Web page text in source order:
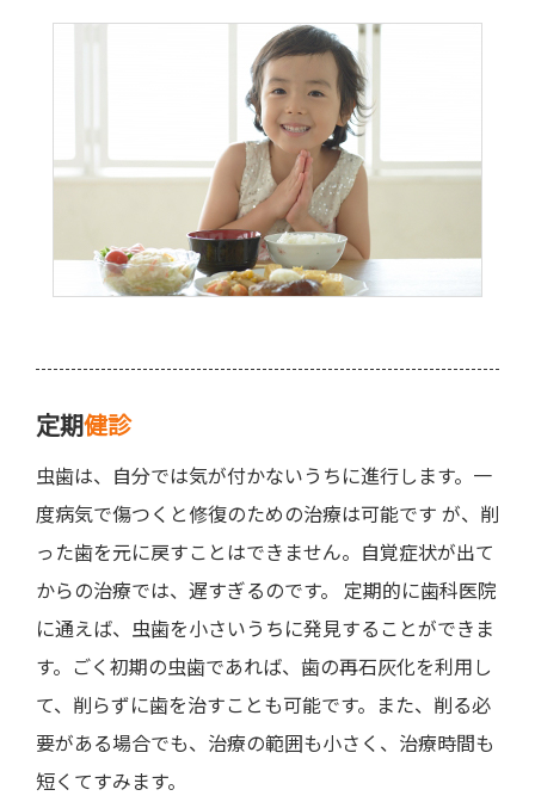
定期健診
虫歯は、自分では気が付かないうちに進行します。一
度病気で傷つくと修復のための治療は可能です が、削
った歯を元に戻すことはできません。自覚症状が出て
からの治療では、遅すぎるのです。 定期的に歯科医院
に通えば、虫歯を小さいうちに発見することができま
す。ごく初期の虫歯であれば、歯の再石灰化を利用し
て、削らずに歯を治すことも可能です。また、削る必
要がある場合でも、治療の範囲も小さく、治療時間も
短くてすみます。